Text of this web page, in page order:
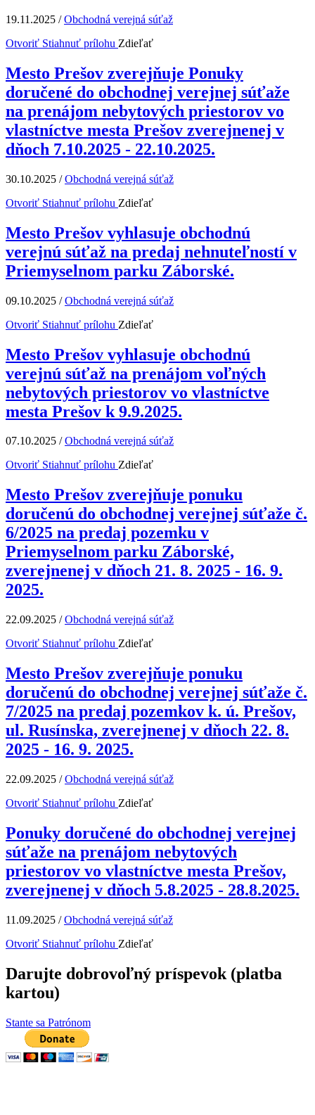
19.11.2025 /Obchodná verejná súťaž
Otvoriť Stiahnuť prílohu Zdieľať
Mesto Prešov zverejňuje Ponuky
doručené do obchodnej verejnej súťaže
na prenájom nebytových priestorov vo
vlastníctve mesta Prešov zverejnenej v
dňoch 7.10.2025 - 22.10.2025.
30.10.2025 /Obchodná verejná súťaž
Otvoriť Stiahnuť prílohu Zdieľať
Mesto Prešov vyhlasuje obchodnú
verejnú súťaž na predaj nehnuteľností v
Priemyselnom parku Záborské.
09.10.2025 /Obchodná verejná súťaž
Otvoriť Stiahnuť prílohu Zdieľať
Mesto Prešov vyhlasuje obchodnú
verejnú súťaž na prenájom voľných
nebytových priestorov vo vlastníctve
mesta Prešov k 9.9.2025.
07.10.2025 /Obchodná verejná súťaž
Otvoriť Stiahnuť prílohu Zdieľať
Mesto Prešov zverejňuje ponuku
doručenú do obchodnej verejnej súťaže č.
6/2025 na predaj pozemku v
Priemyselnom parku Záborské,
zverejnenej v dňoch 21. 8. 2025 - 16. 9.
2025.
22.09.2025 /Obchodná verejná súťaž
Otvoriť Stiahnuť prílohu Zdieľať
Mesto Prešov zverejňuje ponuku
doručenú do obchodnej verejnej súťaže č.
7/2025 na predaj pozemkov k. ú. Prešov,
ul. Rusínska, zverejnenej v dňoch 22. 8.
2025 - 16. 9. 2025.
22.09.2025 /Obchodná verejná súťaž
Otvoriť Stiahnuť prílohu Zdieľať
Ponuky doručené do obchodnej verejnej
súťaže na prenájom nebytových
priestorov vo vlastníctve mesta Prešov,
zverejnenej v dňoch 5.8.2025 - 28.8.2025.
11.09.2025 /Obchodná verejná súťaž
Otvoriť Stiahnuť prílohu Zdieľať
Darujte dobrovoľný príspevok (platba
kartou)
Stante sa Patrónom